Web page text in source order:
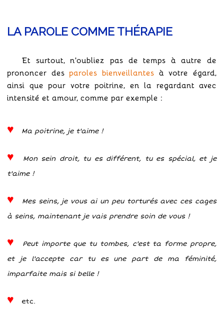
LA PAROLE COMME THÉRAPIE
Et surtout, n'oubliez pas de temps à autre de
prononcer desparoles bienveillantes à votre égard,
ainsi que pour votre poitrine, en la regardant avec
intensité et amour, comme par exemple :
Ma poitrine, je t'aime !
Mon sein droit, tu es différent, tu es spécial, et je
t'aime !
Mes seins, je vous ai un peu torturés avec ces cages
à seins, maintenant je vais prendre soin de vous !
Peut importe que tu tombes, c'est ta forme propre,
et je l'accepte car tu es une part de ma féminité,
imparfaite mais si belle !
etc.